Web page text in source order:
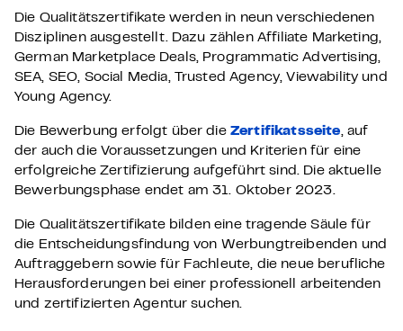
Die Qualitätszertifikate werden in neun verschiedenen
Disziplinen ausgestellt. Dazu zählen Affiliate Marketing,
German Marketplace Deals, Programmatic Advertising,
SEA, SEO, Social Media, Trusted Agency, Viewability und
Young Agency.
Die Bewerbung erfolgt über die Zertifikatsseite, auf
der auchdie Voraussetzungen und Kriterien für eine
erfolgreiche Zertifizierung aufgeführt sind. Die aktuelle
Bewerbungsphase endet am 31. Oktober 2023.
Die Qualitätszertifikate bilden eine tragende Säule für
die Entscheidungsfindung von Werbungtreibenden und
Auftraggebern sowie für Fachleute, die neue berufliche
Herausforderungen bei einer professionell arbeitenden
und zertifizierten Agentur suchen.